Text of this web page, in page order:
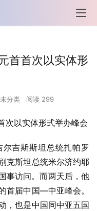
首首次以实体形
未分类 阅读 299
次以实体形式举办峰会
吉斯斯坦总统扎帕罗
克斯坦总统米尔济约耶
事访问。而两天后，他
首届中国—中亚峰会。
，也是中国同中亚五国